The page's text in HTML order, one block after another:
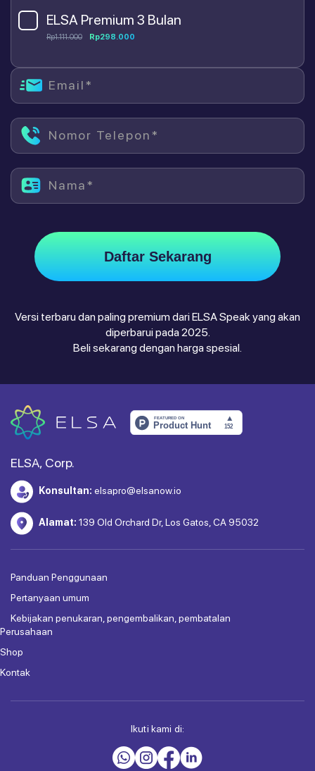
ELSA Premium 3 Bulan
Rp1.111.000 Rp298.000
Email*
Nomor Telepon*
Nama*
Daftar Sekarang
Versi terbaru dan paling premium dari ELSA Speak yang akan
diperbarui pada 2025.
Beli sekarang dengan harga spesial.
ELSA, Corp.
Konsultan: elsapro@elsanow.io
Alamat: 139 Old Orchard Dr, Los Gatos, CA 95032
Panduan Penggunaan
Pertanyaan umum
Kebijakan penukaran, pengembalikan, pembatalan
Perusahaan
Shop
Kontak
Ikuti kami di: